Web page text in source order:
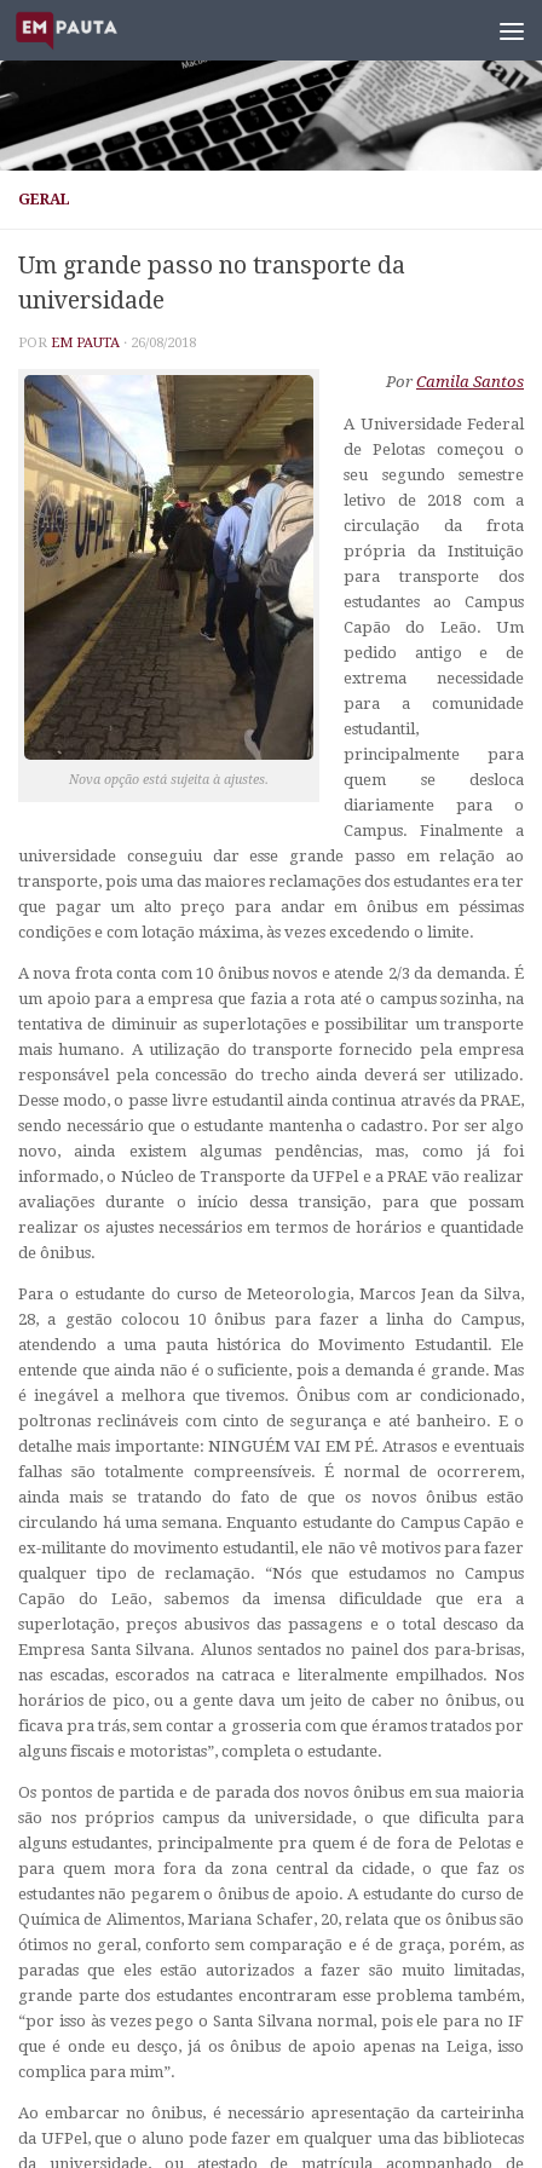
Skip to content
GERAL
Um grande passo no transporte da
universidade
POR EM PAUTA · 26/08/2018
Nova opção está sujeita à ajustes.
Por Camila Santos
A Universidade Federal
de Pelotas começou o
seu segundo semestre
letivo de 2018 com a
circulação da frota
própria da Instituição
para transporte dos
estudantes ao Campus
Capão do Leão. Um
pedido antigo e de
extrema necessidade
para a comunidade
estudantil,
principalmente para
quem se desloca
diariamente para o
Campus. Finalmente a
universidade conseguiu dar esse grande passo em relação ao
transporte, pois uma das maiores reclamações dos estudantes era ter
que pagar um alto preço para andar em ônibus em péssimas
condições e com lotação máxima, às vezes excedendo o limite.
A nova frota conta com 10 ônibus novos e atende 2/3 da demanda. É
um apoio para a empresa que fazia a rota até o campus sozinha, na
tentativa de diminuir as superlotações e possibilitar um transporte
mais humano. A utilização do transporte fornecido pela empresa
responsável pela concessão do trecho ainda deverá ser utilizado.
Desse modo, o passe livre estudantil ainda continua através da PRAE,
sendo necessário que o estudante mantenha o cadastro. Por ser algo
novo, ainda existem algumas pendências, mas, como já foi
informado, o Núcleo de Transporte da UFPel e a PRAE vão realizar
avaliações durante o início dessa transição, para que possam
realizar os ajustes necessários em termos de horários e quantidade
de ônibus.
Para o estudante do curso de Meteorologia, Marcos Jean da Silva,
28, a gestão colocou 10 ônibus para fazer a linha do Campus,
atendendo a uma pauta histórica do Movimento Estudantil. Ele
entende que ainda não é o suficiente, pois a demanda é grande. Mas
é inegável a melhora que tivemos. Ônibus com ar condicionado,
poltronas reclináveis com cinto de segurança e até banheiro. E o
detalhe mais importante: NINGUÉM VAI EM PÉ. Atrasos e eventuais
falhas são totalmente compreensíveis. É normal de ocorrerem,
ainda mais se tratando do fato de que os novos ônibus estão
circulando há uma semana. Enquanto estudante do Campus Capão e
ex-militante do movimento estudantil, ele não vê motivos para fazer
qualquer tipo de reclamação. “Nós que estudamos no Campus
Capão do Leão, sabemos da imensa dificuldade que era a
superlotação, preços abusivos das passagens e o total descaso da
Empresa Santa Silvana. Alunos sentados no painel dos para-brisas,
nas escadas, escorados na catraca e literalmente empilhados. Nos
horários de pico, ou a gente dava um jeito de caber no ônibus, ou
ficava pra trás, sem contar a grosseria com que éramos tratados por
alguns fiscais e motoristas”, completa o estudante.
Os pontos de partida e de parada dos novos ônibus em sua maioria
são nos próprios campus da universidade, o que dificulta para
alguns estudantes, principalmente pra quem é de fora de Pelotas e
para quem mora fora da zona central da cidade, o que faz os
estudantes não pegarem o ônibus de apoio. A estudante do curso de
Química de Alimentos, Mariana Schafer, 20, relata que os ônibus são
ótimos no geral, conforto sem comparação e é de graça, porém, as
paradas que eles estão autorizados a fazer são muito limitadas,
grande parte dos estudantes encontraram esse problema também,
“por isso às vezes pego o Santa Silvana normal, pois ele para no IF
que é onde eu desço, já os ônibus de apoio apenas na Leiga, isso
complica para mim”.
Ao embarcar no ônibus, é necessário apresentação da carteirinha
da UFPel, que o aluno pode fazer em qualquer uma das bibliotecas
da universidade, ou atestado de matrícula acompanhado de